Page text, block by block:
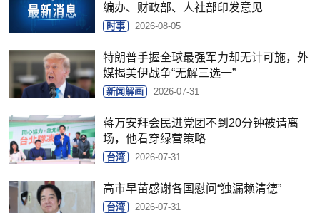
编办、财政部、人社部印发意见
时事 2026-08-05
特朗普手握全球最强军力却无计可施，外
媒揭美伊战争“无解三选一”
新闻解画 2026-07-31
蒋万安拜会民进党团不到20分钟被请离
场，他看穿绿营策略
台湾 2026-07-31
高市早苗感谢各国慰问“独漏赖清德”
台湾 2026-07-31